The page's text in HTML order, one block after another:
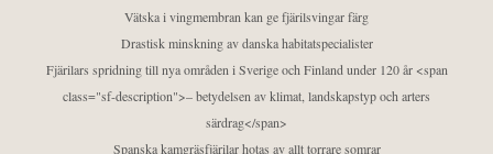
Vätska i vingmembran kan ge fjärilsvingar färg
Drastisk minskning av danska habitatspecialister
Fjärilars spridning till nya områden i Sverige och Finland under 120 år <span
class="sf-description">– betydelsen av klimat, landskapstyp och arters
särdrag</span>
Spanska kamgräsfjärilar hotas av allt torrare somrar